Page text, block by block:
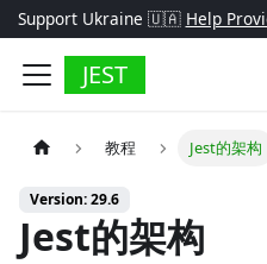
Support Ukraine 🇺🇦 Help
JEST
教程 Jest的架构
Version: 29.6
Jest的架构